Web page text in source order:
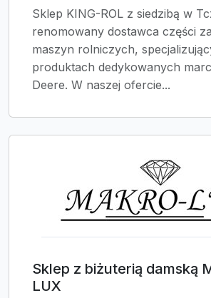
Sklep KING-ROL z siedzibą w
renomowany dostawca części
maszyn rolniczych,
produktach dedykowanych
Deere. W naszej ofercie...
Sklep z biżuterią damską
LUX